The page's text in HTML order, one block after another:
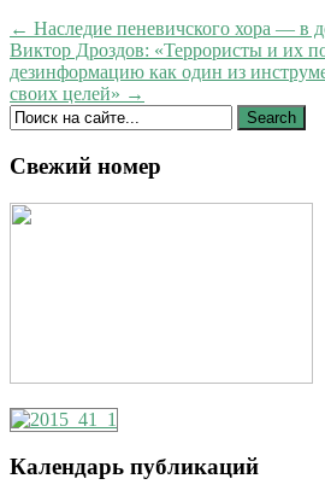
← Наследие пеневичского хора — в
Виктор Дроздов: «Террористы и их
дезинформацию как один из
своих целей» →
Свежий номер
Календарь публикаций